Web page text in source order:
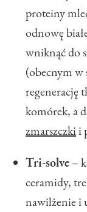
proteiny
odnowę
wniknąć do
(obecnym w
regenerację
komórek, a
zmarszczkii
Tri-solve–
ceramidy,
nawilżenie i